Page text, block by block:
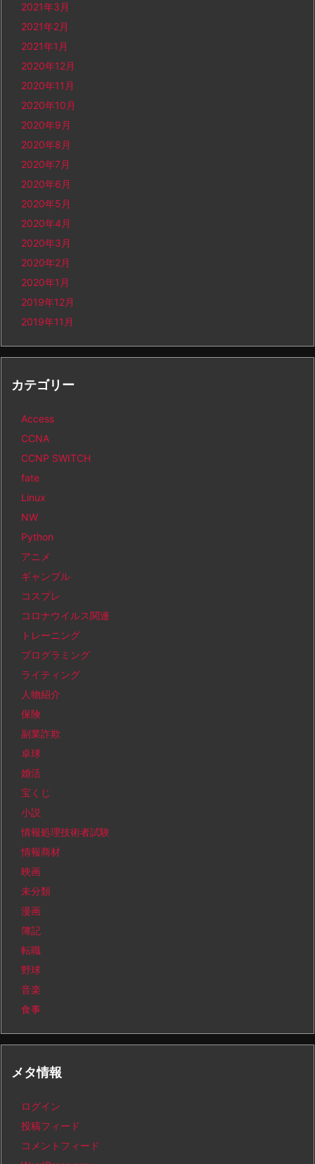
2021年3月
2021年2月
2021年1月
2020年12月
2020年11月
2020年10月
2020年9月
2020年8月
2020年7月
2020年6月
2020年5月
2020年4月
2020年3月
2020年2月
2020年1月
2019年12月
2019年11月
カテゴリー
Access
CCNA
CCNP SWITCH
fate
Linux
NW
Python
アニメ
ギャンブル
コスプレ
コロナウイルス関連
トレーニング
プログラミング
ライティング
人物紹介
保険
副業詐欺
卓球
婚活
宝くじ
小説
情報処理技術者試験
情報商材
映画
未分類
漫画
簿記
転職
野球
音楽
食事
メタ情報
ログイン
投稿フィード
コメントフィード